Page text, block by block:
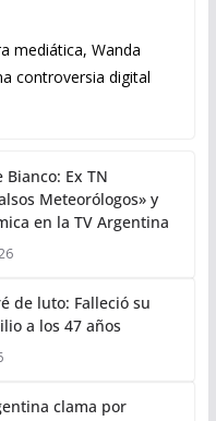
mediática, Wanda
controversia digital
Bianco: Ex TN
Meteorólogos» y
en la TV Argentina
de luto: Falleció su
a los 47 años
clama por